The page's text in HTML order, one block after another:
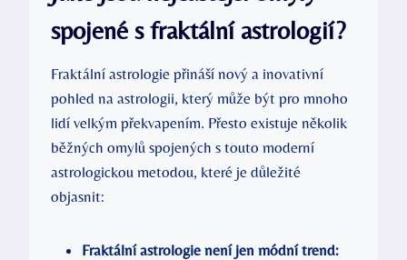
spojené s fraktální astrologií?
Fraktální astrologie přináší⁣ nový a inovativní
pohled na astrologii,‍ který může být pro mnoho
⁢lidí velkým překvapením. Přesto existuje několik
běžných omylů spojených s touto moderní
astrologickou metodou, které je důležité
objasnit:
Fraktální astrologie není jen módní trend: